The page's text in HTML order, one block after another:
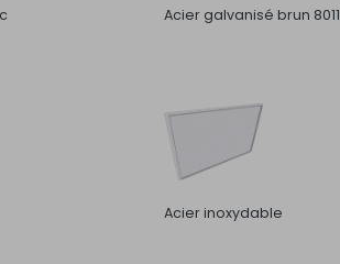
Acier galvanisé brun 8011
Acier inoxydable